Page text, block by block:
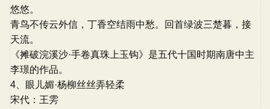
悠悠。
青鸟不传云外信，丁香空结雨中愁。回首绿波三楚暮，接
天流。
《摊破浣溪沙·手卷真珠上玉钩》是五代十国时期南唐中主
李璟的作品。
4、眼儿媚·杨柳丝丝弄轻柔
宋代：王雱